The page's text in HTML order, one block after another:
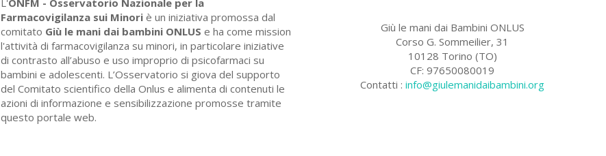
L'ONFM - Osservatorio Nazionale per la
Farmacovigilanza sui Minori è un iniziativa promossa dal
comitato Giù le mani dai bambini ONLUS e ha come mission
l'attività di farmacovigilanza su minori, in particolare iniziative
di contrasto all’abuso e uso improprio di psicofarmaci su
bambini e adolescenti. L’Osservatorio si giova del supporto
del Comitato scientifico della Onlus e alimenta di contenuti le
azioni di informazione e sensibilizzazione promosse tramite
questo portale web.
Giù le mani dai Bambini ONLUS
Corso G. Sommeilier, 31
10128 Torino (TO)
CF: 97650080019
Contatti :info@giulemanidaibambini.org